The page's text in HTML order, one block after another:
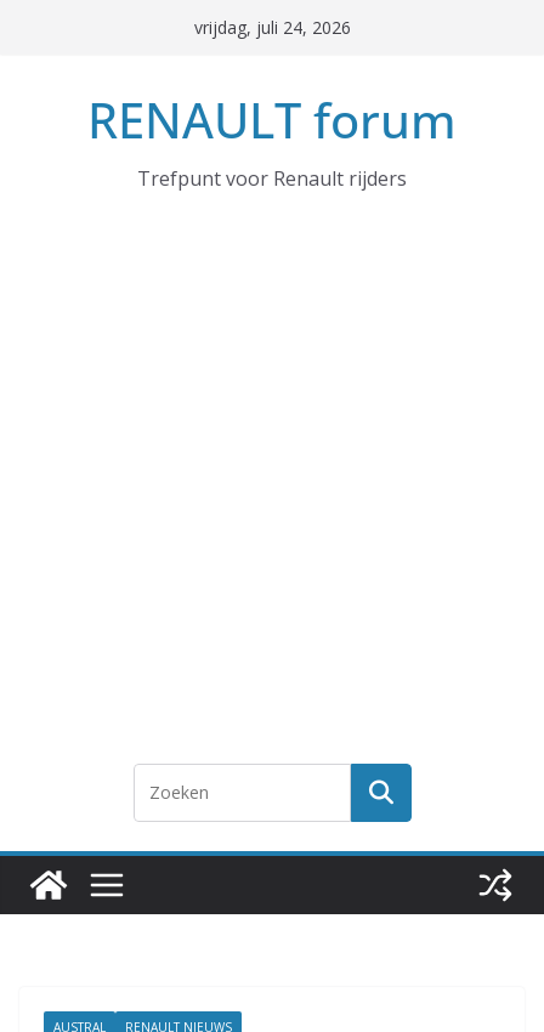
vrijdag, juli 24, 2026
RENAULT forum
Trefpunt voor Renault rijders
AUSTRAL RENAULT NIEUWS